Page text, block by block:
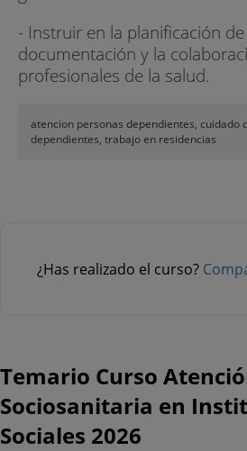
- Instruir en la planificación
documentación y la
profesionales de la salud.
atencion personas dependientes, cuidado
dependientes, trabajo en residencias
¿Has realizado el curso?
Temario Curso
Sociosanitaria en
Sociales 2026